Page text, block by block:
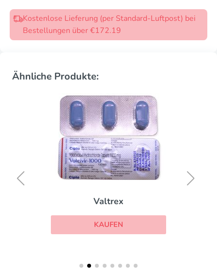
Kostenlose Lieferung (per Standard-Luftpost) bei
Bestellungen über €172.19
Ähnliche Produkte:
Valtrex
KAUFEN